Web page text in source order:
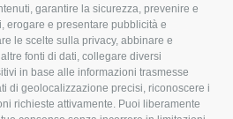
garantire la sicurezza, prevenire e
erogare e presentare pubblicità e
le scelte sulla privacy, abbinare e
fonti di dati, collegare diversi
in base alle informazioni trasmesse
di geolocalizzazione precisi, riconoscere i
richieste attivamente. Puoi liberamente
CONFAGRICOLTURA
ATTIVA
Notizie in evidenza
Eventi